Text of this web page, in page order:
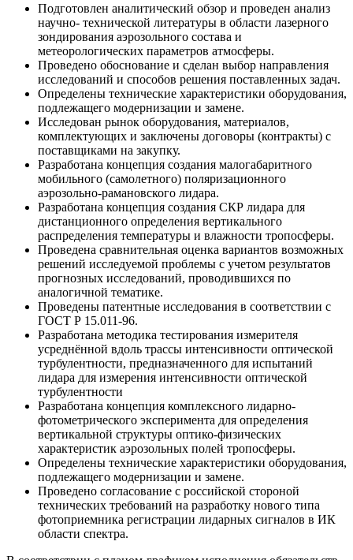
Подготовлен аналитический обзор и проведен анализ
научно- технической литературы в области лазерного
зондирования аэрозольного состава и
метеорологических параметров атмосферы.
Проведено обоснование и сделан выбор направления
исследований и способов решения поставленных задач.
Определены технические характеристики оборудования,
подлежащего модернизации и замене.
Исследован рынок оборудования, материалов,
комплектующих и заключены договоры (контракты) с
поставщиками на закупку.
Разработана концепция создания малогабаритного
мобильного (самолетного) поляризационного
аэрозольно-рамановского лидара.
Разработана концепция создания СКР лидара для
дистанционного определения вертикального
распределения температуры и влажности тропосферы.
Проведена сравнительная оценка вариантов возможных
решений исследуемой проблемы с учетом результатов
прогнозных исследований, проводившихся по
аналогичной тематике.
Проведены патентные исследования в соответствии с
ГОСТ Р 15.011-96.
Разработана методика тестирования измерителя
усреднённой вдоль трассы интенсивности оптической
турбулентности, предназначенного для испытаний
лидара для измерения интенсивности оптической
турбулентности
Разработана концепция комплексного лидарно-
фотометрического эксперимента для определения
вертикальной структуры оптико-физических
характеристик аэрозольных полей тропосферы.
Определены технические характеристики оборудования,
подлежащего модернизации и замене.
Проведено согласование с российской стороной
технических требований на разработку нового типа
фотоприемника регистрации лидарных сигналов в ИК
области спектра.